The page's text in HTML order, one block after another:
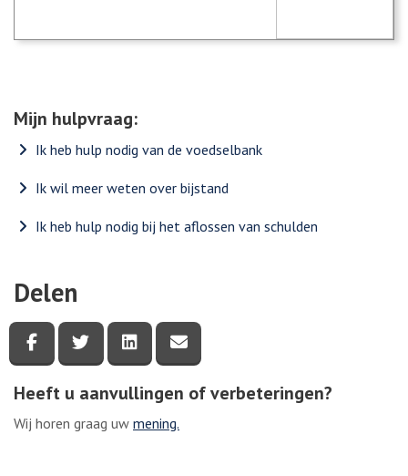
Mijn hulpvraag:
Ik heb hulp nodig van de voedselbank
Ik wil meer weten over bijstand
Ik heb hulp nodig bij het aflossen van schulden
Delen
Deel deze pagina via Facebook
Deel deze pagina via Twitter
Deel deze pagina via LinkedIn
Heeft u aanvullingen of verbeteringen?
Wij horen graag uw mening.